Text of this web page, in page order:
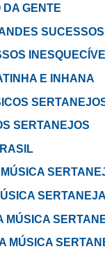
GENTE
SUCESSOS
E INHANA
SERTANEJOS
MÚSICA
MÚSICA